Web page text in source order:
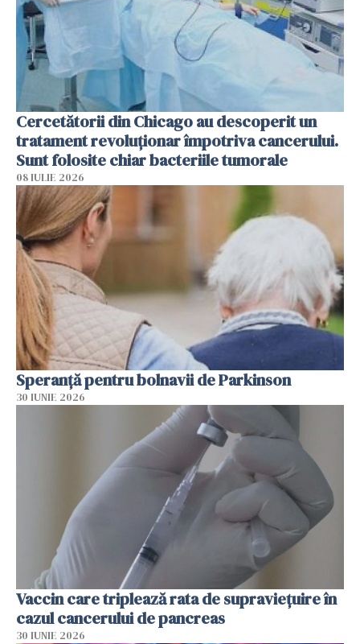
Cercetătorii din Chicago au descoperit un
tratament revoluționar împotriva cancerului.
Sunt folosite chiar bacteriile tumorale
08 IULIE 2026
Speranță pentru bolnavii de Parkinson
30 IUNIE 2026
Vaccin care triplează rata de supraviețuire în
cazul cancerului de pancreas
30 IUNIE 2026